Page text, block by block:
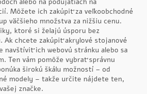
Môžete ich zakúpiť za veľkoobchodné
väčšieho množstva za nižšiu cenu.
ktoré si želajú úsporu bez
Ak chcete zakúpiť akrylové stojanové
navštíviť ich webovú stránku alebo sa
Ten vám pomôže vybrať správnu
širokú škálu možností – od
modely – takže určite nájdete ten,
značke.